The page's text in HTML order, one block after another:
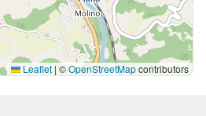
Leaflet | ©OpenStreetMapcontributors